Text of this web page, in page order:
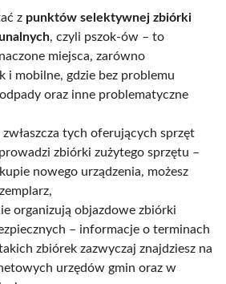
z punktów selektywnej zbiórki
, czyli pszok-ów – to
miejsca, zarówno
i mobilne, gdzie bez problemu
oraz inne problematyczne
tych oferujących sprzęt
zbiórki zużytego sprzętu –
nowego urządzenia, możesz
organizują objazdowe zbiórki
– informacje o terminach
zbiórek zazwyczaj znajdziesz na
urzędów gmin oraz w